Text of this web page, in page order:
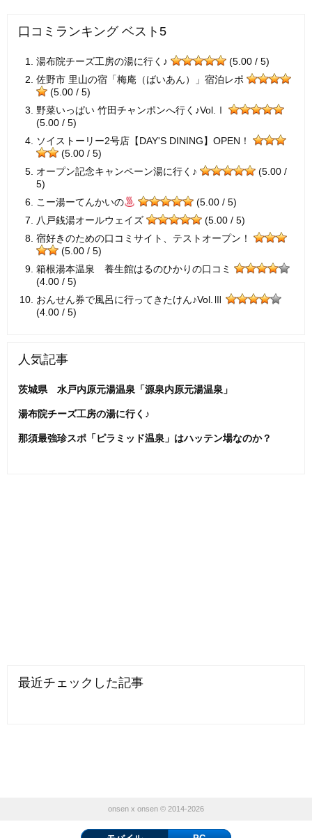
口コミランキング ベスト5
湯布院チーズ工房の湯に行く♪
(5.00 / 5)
佐野市 里山の宿「梅庵（ばいあん）」宿泊レポ
(5.00 / 5)
野菜いっぱい 竹田チャンポンへ行く♪Vol.Ⅰ
(5.00 / 5)
ソイストーリー2号店【DAY'S DINING】OPEN！
(5.00 / 5)
オープン記念キャンペーン湯に行く♪
(5.00 /
5)
こー湯ーてんかいの
(5.00 / 5)
八戸銭湯オールウェイズ
(5.00 / 5)
宿好きのための口コミサイト、テストオープン！
(5.00 / 5)
箱根湯本温泉 養生館はるのひかりの口コミ
(4.00 / 5)
おんせん券で風呂に行ってきたけん♪Vol.Ⅲ
(4.00 / 5)
人気記事
茨城県 水戸内原元湯温泉「源泉内原元湯温泉」
湯布院チーズ工房の湯に行く♪
那須最強珍スポ「ピラミッド温泉」はハッテン場なのか？
最近チェックした記事
onsen x onsen © 2014-2026